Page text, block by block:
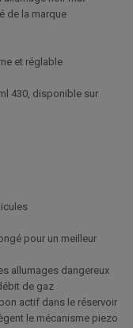
de la marque
et réglable
430, disponible sur
pour un meilleur
allumages dangereux
de gaz
actif dans le réservoir
le mécanisme piezo